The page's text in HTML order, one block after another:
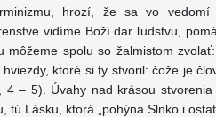
hrozí, že sa vo
vidíme Boží dar ľudstvu,
môžeme spolu so žalmistom
hviezdy, ktoré si ty stvoril: čože je
4 – 5). Úvahy nad krásou
tú Lásku, ktorá „pohýna Slnko i